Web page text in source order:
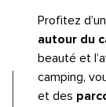
Profitez
autour du
beauté et
camping,
et des